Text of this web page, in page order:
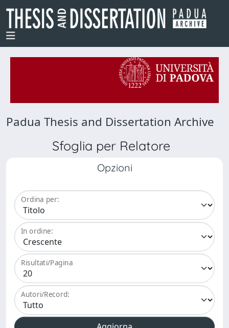
Padua Thesis and Dissertation Archive
Sfoglia per Relatore
Opzioni
Ordina per:
In ordine:
Risultati/Pagina
Autori/Record: